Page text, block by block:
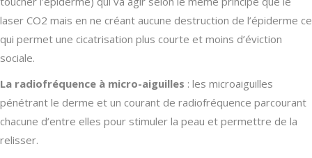
laser CO2 mais en ne créant aucune destruction de l’épiderme ce
qui permet une cicatrisation plus courte et moins d’éviction
sociale.
La radiofréquence à micro-aiguilles : les microaiguilles
pénétrant le derme et un courant de radiofréquence parcourant
chacune d’entre elles pour stimuler la peau et permettre de la
relisser.